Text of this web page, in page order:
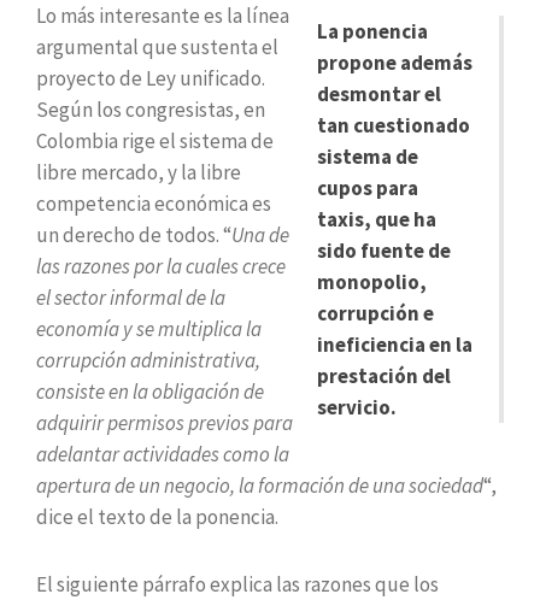
La ponencia
propone además
desmontar el
tan cuestionado
sistema de
cupos para
taxis, que ha
sido fuente de
monopolio,
corrupción e
ineficiencia en la
prestación del
servicio.
Lo más interesante es la línea
argumental que sustenta el
proyecto de Ley unificado.
Según los congresistas, en
Colombia rige el sistema de
libre mercado, y la libre
competencia económica es
un derecho de todos. “Una de
las razones por la cuales crece
el sector informal de la
economía y se multiplica la
corrupción administrativa,
consiste en la obligación de
adquirir permisos previos para
adelantar actividades como la
apertura de un negocio, la formación de una sociedad“,
dice el texto de la ponencia.
El siguiente párrafo explica las razones que los